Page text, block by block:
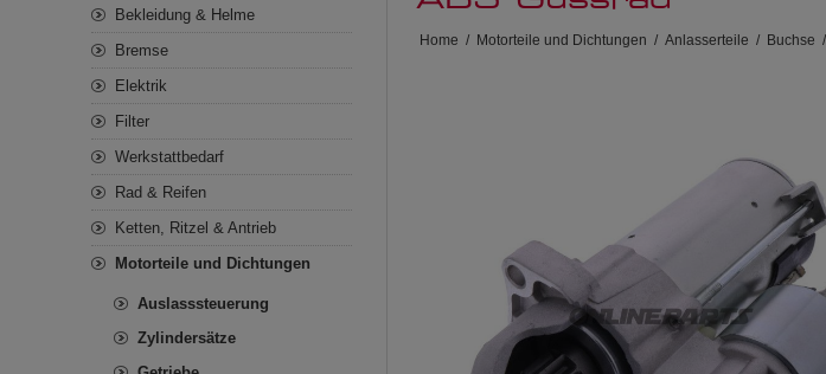
Home / Motorteile und Dichtungen / Anlasserteile / Buchse /
Bekleidung & Helme
Bremse
Elektrik
Filter
Werkstattbedarf
Rad & Reifen
Ketten, Ritzel & Antrieb
Motorteile und Dichtungen
Auslasssteuerung
Zylindersätze